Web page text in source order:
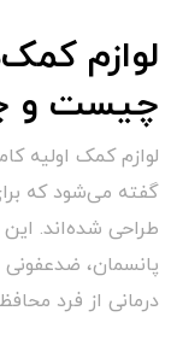
لوازم
چیست و
لوازم کمک اولیه
گفته می‌شود که
طراحی شده‌اند. این
پانسمان، ضدعفونی
درمانی از فرد